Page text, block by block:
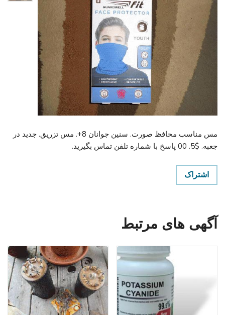
مس مناسب محافظ صورت. سنین جوانان 8+. مس تزریق. جدید در
جعبه. $5. 00 پاسخ با شماره تلفن تماس بگیرید.
اشتراک
آگهی های مرتبط